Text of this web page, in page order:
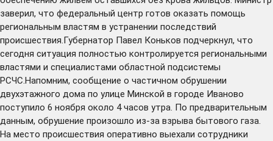
заверил, что федеральный центр готов оказать помощь
региональным властям в устранении последствий
происшествия.Губернатор Павел Коньков подчеркнул, что
сегодня ситуация полностью контролируется региональными
властями и специалистами областной подсистемы
РСЧС.Напомним, сообщение о частичном обрушении
двухэтажного дома по улице Минской в городе Иваново
поступило 6 ноября около 4 часов утра. По предварительным
данным, обрушение произошло из-за взрыва бытового газа.
На место происшествия оперативно выехали сотрудники